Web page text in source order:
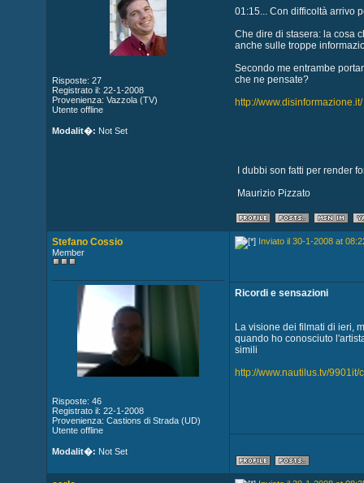
Risposte: 27
Registrato il: 22-1-2008
Provenienza: Vazzola (TV)
Utente offline
Modalit�: Not Set
01:15... Con difficoltà arrivo
Che dire di stasera: la cosa
anche sulle troppe
Secondo me entrambe
che ne pensate?
http://www.disinformazione.it/
I dubbi son fatti per render
Maurizio Pizzato
Stefano Cossio
Member
Risposte: 46
Registrato il: 22-1-2008
Provenienza: Castions di Strada (UD)
Utente offline
Modalit�: Not Set
Inviato il 30-1-2008 at
Ricordi e sensazioni
La visione dei filmati di ieri,
quando ho conosciuto
simili
http://www.nautilus.tv/